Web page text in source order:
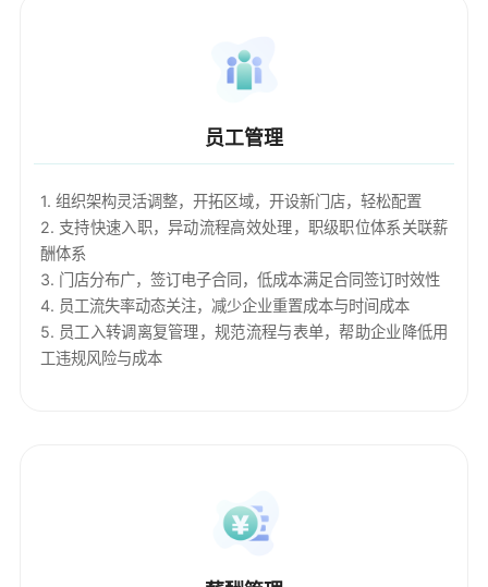
员工管理
1. 组织架构灵活调整，开拓区域，开设新门店，轻松配置
2. 支持快速入职，异动流程高效处理，职级职位体系关联薪
酬体系
3. 门店分布广，签订电子合同，低成本满足合同签订时效性
4. 员工流失率动态关注，减少企业重置成本与时间成本
5. 员工入转调离复管理，规范流程与表单，帮助企业降低用
工违规风险与成本